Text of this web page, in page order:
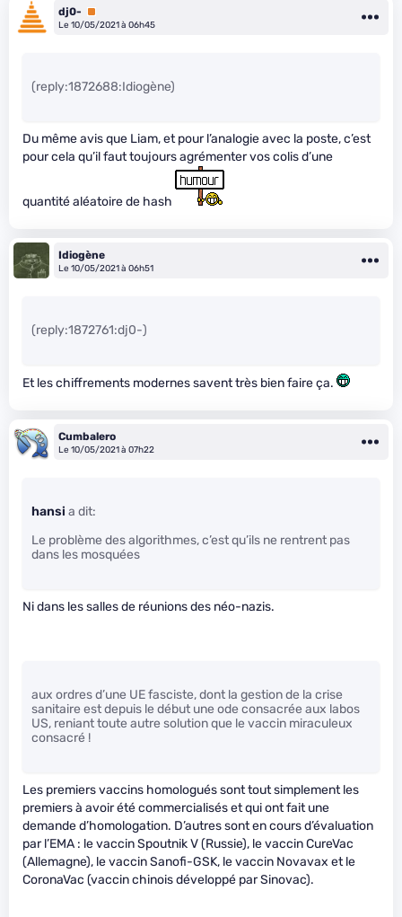
dj0-
Premium
Le 10/05/2021 à 06h45
(reply:1872688:Idiogène)
Du même avis que Liam, et pour l’analogie avec la poste, c’est
pour cela qu’il faut toujours agrémenter vos colis d’une
quantité aléatoire de hash
Idiogène
Le 10/05/2021 à 06h51
(reply:1872761:dj0-)
Et les chiffrements modernes savent très bien faire ça.
Cumbalero
Le 10/05/2021 à 07h22
hansi a dit:
Le problème des algorithmes, c’est qu’ils ne rentrent pas
dans les mosquées
Ni dans les salles de réunions des néo-nazis.
aux ordres d’une UE fasciste, dont la gestion de la crise
sanitaire est depuis le début une ode consacrée aux labos
US, reniant toute autre solution que le vaccin miraculeux
consacré !
Les premiers vaccins homologués sont tout simplement les
premiers à avoir été commercialisés et qui ont fait une
demande d’homologation. D’autres sont en cours d’évaluation
par l’EMA : le vaccin Spoutnik V (Russie), le vaccin CureVac
(Allemagne), le vaccin Sanofi-GSK, le vaccin Novavax et le
CoronaVac (vaccin chinois développé par Sinovac).